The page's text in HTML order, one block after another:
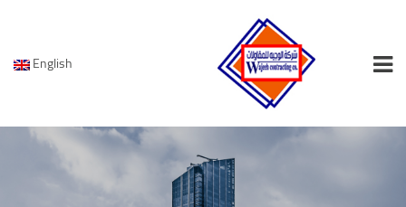
English